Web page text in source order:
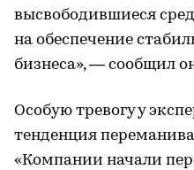
высвободившиеся
на обеспечение
бизнеса», — сообщил
Особую тревогу у
тенденция
«Компании начали